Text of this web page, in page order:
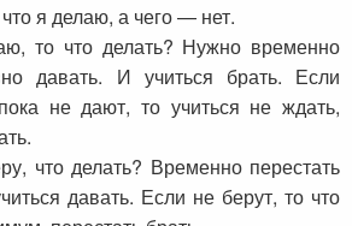
я делаю, а чего — нет.
то что делать? Нужно временно
давать. И учиться брать. Если
не дают, то учиться не ждать,
что делать? Временно перестать
давать. Если не берут, то что